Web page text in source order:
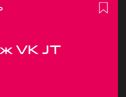
VK JT